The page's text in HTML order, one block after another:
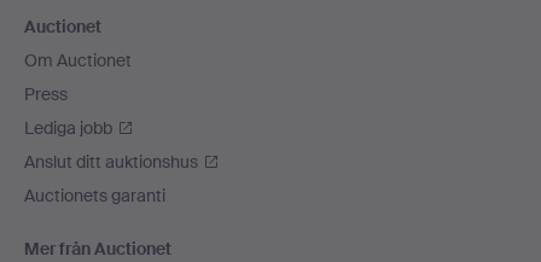
Auctionet
Om Auctionet
Press
Lediga jobb
Anslut ditt auktionshus
Auctionets garanti
Mer från Auctionet